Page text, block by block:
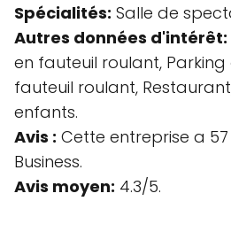
Spécialités: Salle de
Autres données d'intérêt:
en fauteuil roulant,
fauteuil roulant,
enfants.
Avis : Cette entreprise a
Business.
Avis moyen: 4.3/5.